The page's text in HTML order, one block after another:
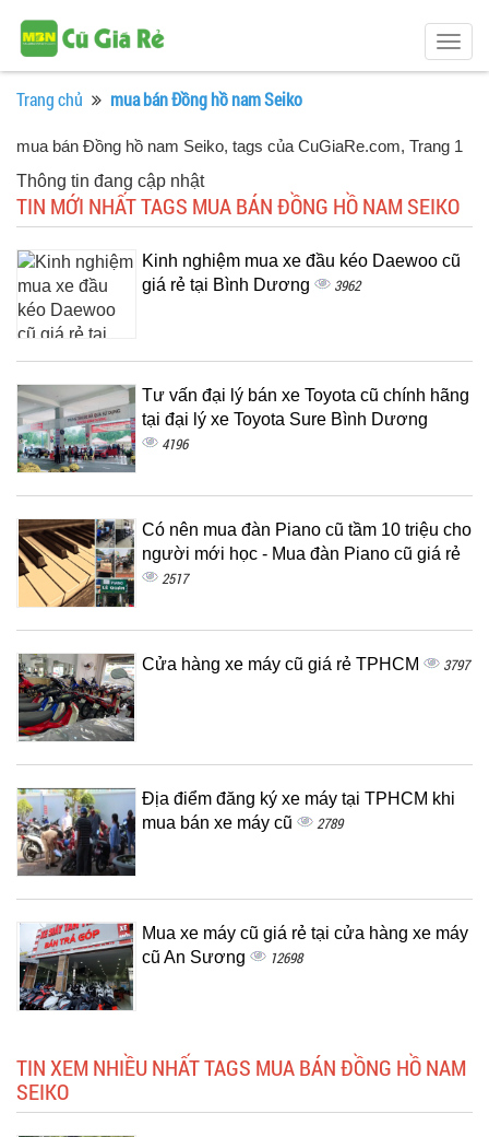
Trang chủ mua bán Đồng hồ nam Seiko
mua bán Đồng hồ nam Seiko, tags của CuGiaRe.com, Trang 1
Thông tin đang cập nhật
TIN MỚI NHẤT TAGS MUA BÁN ĐỒNG HỒ NAM SEIKO
Kinh nghiệm mua xe đầu kéo Daewoo cũ
giá rẻ tại Bình Dương
3962
Tư vấn đại lý bán xe Toyota cũ chính hãng
tại đại lý xe Toyota Sure Bình Dương
4196
Có nên mua đàn Piano cũ tầm 10 triệu cho
người mới học - Mua đàn Piano cũ giá rẻ
2517
Cửa hàng xe máy cũ giá rẻ TPHCM 3797
Địa điểm đăng ký xe máy tại TPHCM khi
mua bán xe máy cũ
2789
Mua xe máy cũ giá rẻ tại cửa hàng xe máy
cũ An Sương
12698
TIN XEM NHIỀU NHẤT TAGS MUA BÁN ĐỒNG HỒ NAM
SEIKO